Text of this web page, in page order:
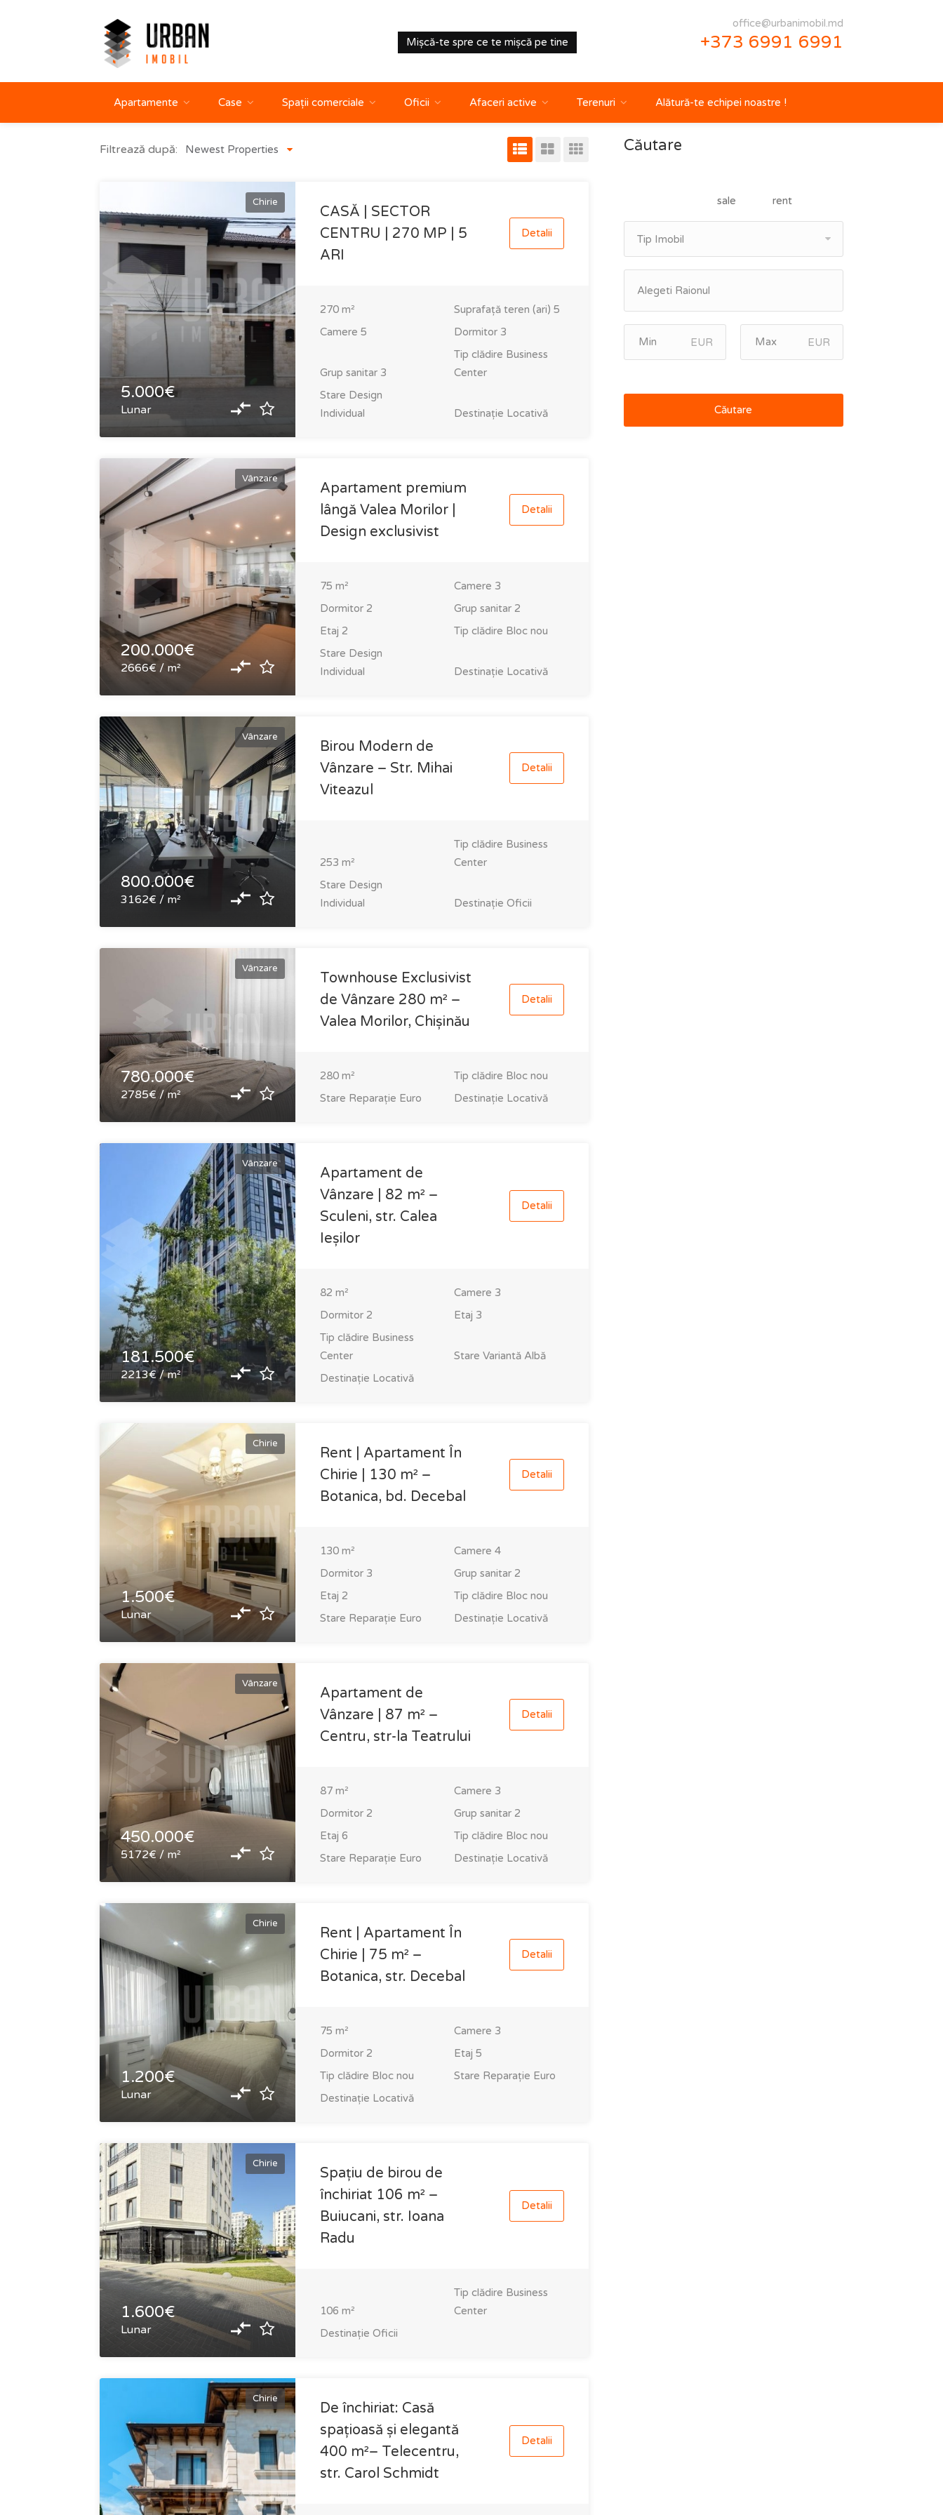
Mișcă-te spre ce te mișcă pe tine
office@urbanimobil.md
+373 6991 6991
Apartamente Case Spații comerciale Oficii Afaceri active Terenuri Alătură-te echipei noastre !
Filtrează după: Newest Properties
Chirie
5.000€
Lunar
CASĂ | SECTOR
CENTRU | 270 MP | 5
ARI
Detalii
270m² Suprafață teren (ari)5
Camere 5 Dormitor 3
Grup sanitar 3
Tip clădire Business
Center
Stare Design
Individual
Destinație Locativă
Vânzare
200.000€
2666€ / m²
Apartament premium
lângă Valea Morilor |
Design exclusivist
Detalii
75 m² Camere 3
Dormitor 2 Grup sanitar 2
Etaj 2 Tip clădire Bloc nou
Stare Design
Individual
Destinație Locativă
Vânzare
800.000€
3162€ / m²
Birou Modern de
Vânzare – Str. Mihai
Viteazul
Detalii
253 m²
Tip clădire Business
Center
Stare Design
Individual
DestinațieOficii
Vânzare
780.000€
2785€ / m²
Townhouse Exclusivist
de Vânzare 280 m² –
Valea Morilor, Chișinău
Detalii
280m² Tip clădire Bloc nou
Stare Reparație Euro Destinație Locativă
Vânzare
181.500€
2213€ / m²
Apartament de
Vânzare | 82 m² –
Sculeni, str. Calea
Ieșilor
Detalii
82 m² Camere 3
Dormitor 2 Etaj 3
Tip clădire Business
Center
StareVariantă Albă
Destinație Locativă
Chirie
1.500€
Lunar
Rent | Apartament În
Chirie | 130 m² –
Botanica, bd. Decebal
Detalii
130m² Camere4
Dormitor 3 Grup sanitar 2
Etaj 2 Tip clădire Bloc nou
Stare Reparație Euro Destinație Locativă
Vânzare
450.000€
5172€ / m²
Apartament de
Vânzare | 87 m² –
Centru, str-la Teatrului
Detalii
87m² Camere 3
Dormitor 2 Grup sanitar 2
Etaj 6 Tip clădire Bloc nou
Stare Reparație Euro Destinație Locativă
Chirie
1.200€
Lunar
Rent | Apartament În
Chirie | 75 m² –
Botanica, str. Decebal
Detalii
75 m² Camere 3
Dormitor 2 Etaj5
Tip clădire Bloc nou Stare Reparație Euro
Destinație Locativă
Chirie
1.600€
Lunar
Spațiu de birou de
închiriat 106 m² –
Buiucani, str. Ioana
Radu
Detalii
106 m²
Tip clădire Business
Center
Destinație Oficii
Chirie
De închiriat: Casă
spațioasă și elegantă
400 m²– Telecentru,
str. Carol Schmidt
Detalii
Căutare
sale rent
Tip Imobil
EUR EUR
Căutare